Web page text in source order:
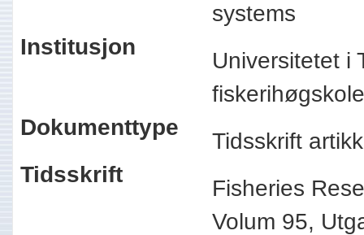
systems
Institusjon
Universitetet i
Dokumenttype
Tidsskrift
Tidsskrift
Fisheries
Volum 95,